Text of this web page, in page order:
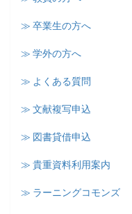
≫ 卒業生の方へ
≫ 学外の方へ
≫ よくある質問
≫ 文献複写申込
≫ 図書貸借申込
≫ 貴重資料利用案内
≫ ラーニングコモンズ